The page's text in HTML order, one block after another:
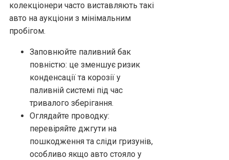
колекціонери часто виставляють такі
авто на аукціони з мінімальним
пробігом.
Заповнюйте паливний бак
повністю: це зменшує ризик
конденсації та корозії у
паливній системі під час
тривалого зберігання.
Оглядайте проводку:
перевіряйте джгути на
пошкодження та сліди гризунів,
особливо якщо авто стояло у